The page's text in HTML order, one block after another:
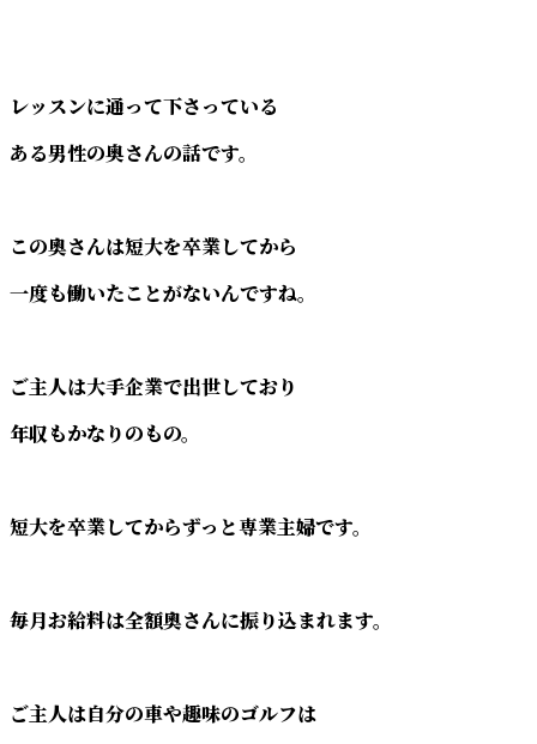
レッスンに通って下さっている
ある男性の奥さんの話です。
この奧さんは短大を卒業してから
一度も働いたことがないんですね。
ご主人は大手企業で出世しており
年収もかなりのもの。
短大を卒業してからずっと専業主婦です。
毎月お給料は全額奧さんに振り込まれます。
ご主人は自分の車や趣味のゴルフは